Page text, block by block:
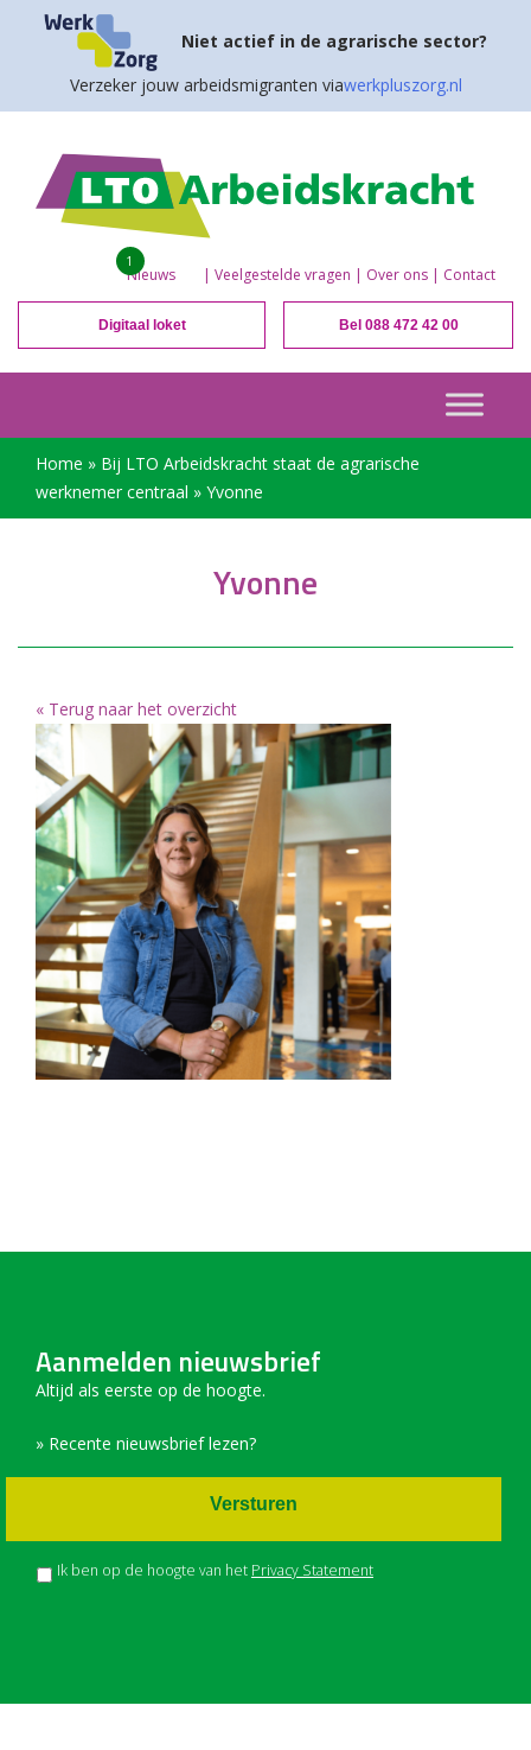
Niet actief in de agrarische sector?
Verzeker jouw arbeidsmigranten viawerkpluszorg.nl
Nieuws
1
| Veelgestelde vragen | Over ons | Contact
Digitaal loket Bel 088 472 42 00
Home » Bij LTO Arbeidskracht staat de agrarische
werknemer centraal » Yvonne
Yvonne
« Terug naar het overzicht
Aanmelden nieuwsbrief
Altijd als eerste op de hoogte.
» Recente nieuwsbrief lezen?
Ik ben op de hoogte van het Privacy Statement
Versturen